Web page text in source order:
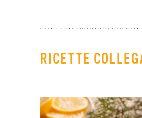
RICETTE